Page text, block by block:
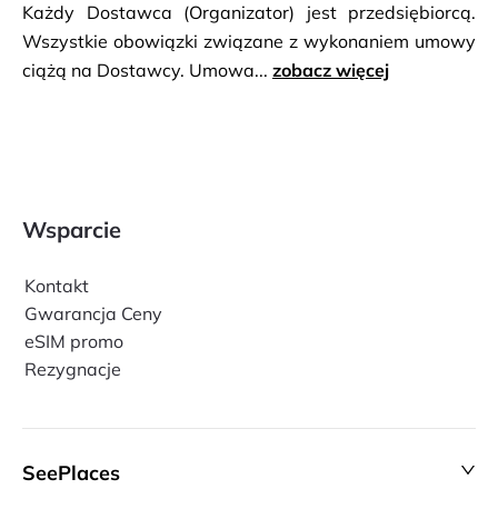
Każdy Dostawca (Organizator) jest przedsiębiorcą.
Wszystkie obowiązki związane z wykonaniem umowy
ciążą na Dostawcy. Umowa... zobacz więcej
Wsparcie
Kontakt
Gwarancja Ceny
eSIM promo
Rezygnacje
SeePlaces